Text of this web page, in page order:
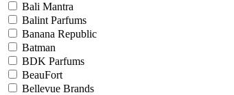
Bali Mantra
Balint Parfums
Banana Republic
Batman
BDK Parfums
BeauFort
Bellevue Brands